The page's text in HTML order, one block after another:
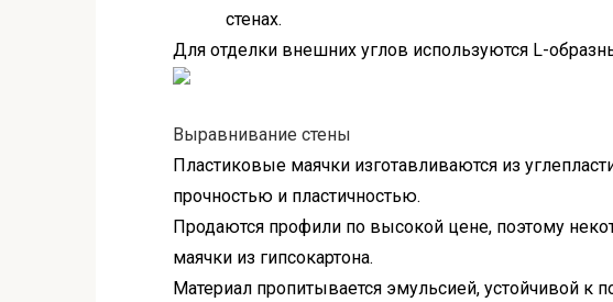
стенах.
Для отделки внешних углов используются L-
Выравнивание стены
Пластиковые маячки изготавливаются из
прочностью и пластичностью.
Продаются профили по высокой цене, поэтому
маячки из гипсокартона.
Материал пропитывается эмульсией, устойчивой к